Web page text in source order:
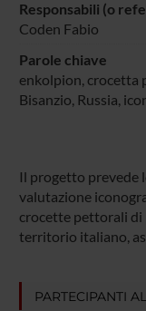
Responsabili (o
Coden Fabio
Parole chiave
enkolpion, crocetta
Bisanzio, Russia,
Il progetto prevede
valutazione
crocette pettorali di
territorio italiano,
PARTECIPANTI